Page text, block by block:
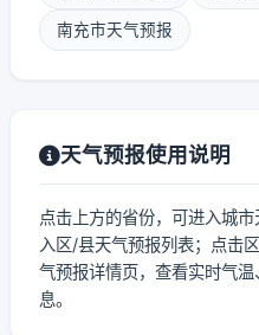
南充市天气预报
天气预报使用说明
点击上方的省份，可进入城
入区/县天气预报列表；点击
气预报详情页，查看实时气
息。